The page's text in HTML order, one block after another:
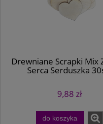
Zakładka do książki
Drewniane Scrapki Mix
Serca Serduszka
9,88 zł
do koszyka